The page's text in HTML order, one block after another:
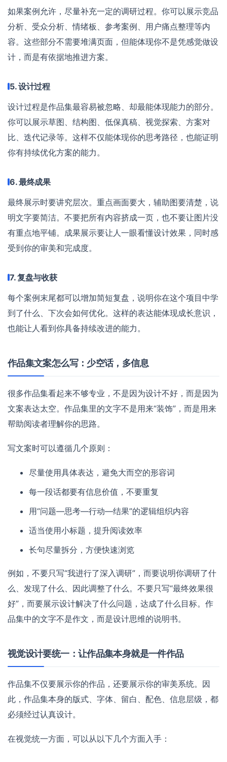
如果案例允许，尽量补充一定的调研过程。你可以展示竞品
分析、受众分析、情绪板、参考案例、用户痛点整理等内
容。这些部分不需要堆满页面，但能体现你不是凭感觉做设
计，而是有依据地推进方案。
5. 设计过程
设计过程是作品集最容易被忽略、却最能体现能力的部分。
你可以展示草图、结构图、低保真稿、视觉探索、方案对
比、迭代记录等。这样不仅能体现你的思考路径，也能证明
你有持续优化方案的能力。
6. 最终成果
最终展示时要讲究层次。重点画面要大，辅助图要清楚，说
明文字要简洁。不要把所有内容挤成一页，也不要让图片没
有重点地平铺。成果展示要让人一眼看懂设计效果，同时感
受到你的审美和完成度。
7. 复盘与收获
每个案例末尾都可以增加简短复盘，说明你在这个项目中学
到了什么、下次会如何优化。这样的表达能体现成长意识，
也能让人看到你具备持续改进的能力。
作品集文案怎么写：少空话，多信息
很多作品集看起来不够专业，不是因为设计不好，而是因为
文案表达太空。作品集里的文字不是用来“装饰”，而是用来
帮助阅读者理解你的思路。
写文案时可以遵循几个原则：
尽量使用具体表达，避免大而空的形容词
每一段话都要有信息价值，不要重复
用“问题—思考—行动—结果”的逻辑组织内容
适当使用小标题，提升阅读效率
长句尽量拆分，方便快速浏览
例如，不要只写“我进行了深入调研”，而要说明你调研了什
么、发现了什么、因此调整了什么。不要只写“最终效果很
好”，而要展示设计解决了什么问题，达成了什么目标。作
品集中的文字不是作文，而是设计思维的说明书。
视觉设计要统一：让作品集本身就是一件作品
作品集不仅要展示你的作品，还要展示你的审美系统。因
此，作品集本身的版式、字体、留白、配色、信息层级，都
必须经过认真设计。
在视觉统一方面，可以从以下几个方面入手：